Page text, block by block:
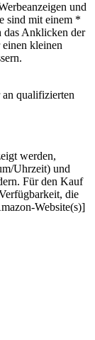
und
sind mit einem *
Anklicken der
kleinen
qualifizierten
werden,
Uhrzeit) und
Für den Kauf
die
Website(s)]